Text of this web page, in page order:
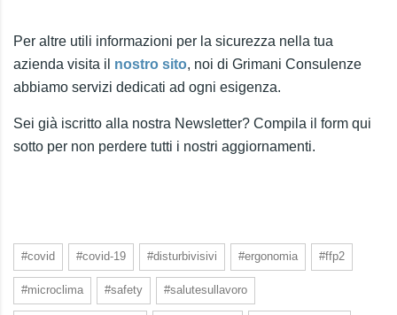
Per altre utili informazioni per la sicurezza nella tua
azienda visita il nostro sito, noi di Grimani Consulenze
abbiamo servizi dedicati ad ogni esigenza.
Sei già iscritto alla nostra Newsletter? Compila il form qui
sotto per non perdere tutti i nostri aggiornamenti.
#covid #covid-19 #disturbivisivi #ergonomia #ffp2
#microclima #safety #salutesullavoro